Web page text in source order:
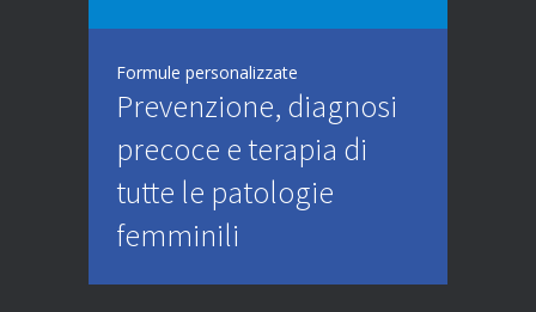
Formule personalizzate
Prevenzione, diagnosi
precoce e terapia di
tutte le patologie
femminili